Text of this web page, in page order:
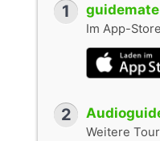
1
Im App-
2
Weitere